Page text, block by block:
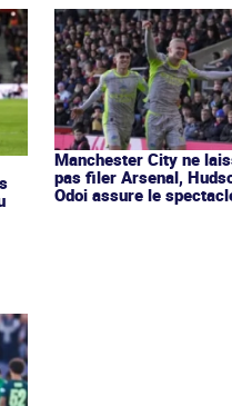
Manchester City ne
pas filer Arsenal,
Odoi assure le